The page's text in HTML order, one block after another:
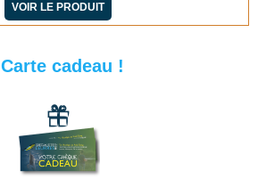
VOIR LE PRODUIT
Carte cadeau !